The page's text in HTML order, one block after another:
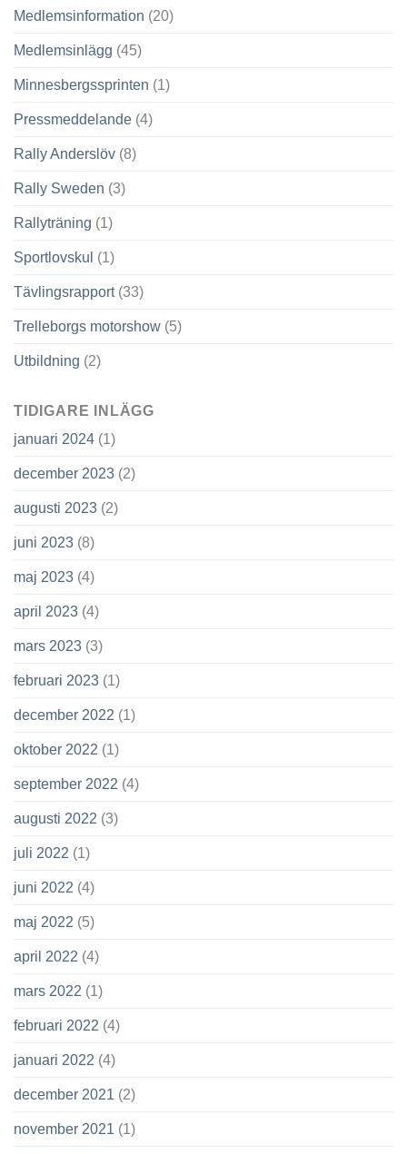
Medlemsinformation (20)
Medlemsinlägg (45)
Minnesbergssprinten (1)
Pressmeddelande (4)
Rally Anderslöv (8)
Rally Sweden (3)
Rallyträning (1)
Sportlovskul (1)
Tävlingsrapport(33)
Trelleborgs motorshow (5)
Utbildning (2)
TIDIGARE INLÄGG
januari 2024 (1)
december 2023 (2)
augusti 2023 (2)
juni 2023 (8)
maj 2023 (4)
april 2023 (4)
mars 2023 (3)
februari 2023 (1)
december 2022 (1)
oktober 2022 (1)
september 2022 (4)
augusti 2022 (3)
juli 2022 (1)
juni 2022 (4)
maj 2022 (5)
april 2022 (4)
mars 2022 (1)
februari 2022 (4)
januari 2022 (4)
december 2021 (2)
november 2021 (1)